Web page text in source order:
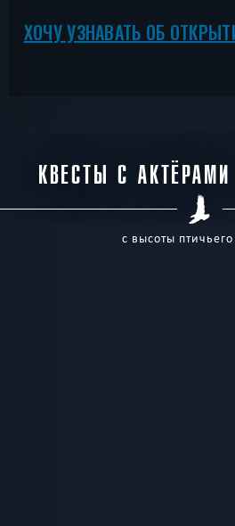
ХОЧУ УЗНАВАТЬ ОБ
КВЕСТЫ С
с высоты птичьего